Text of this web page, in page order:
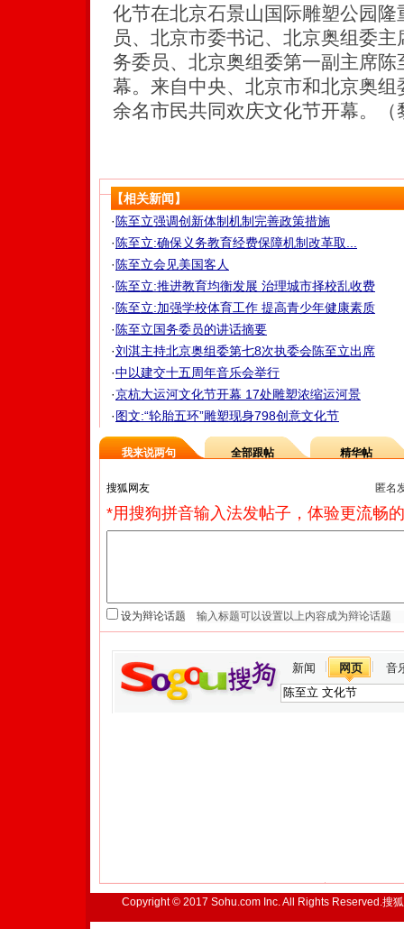
化节在北京石景山国际雕塑公园
员、北京市委书记、北京奥组委
务委员、北京奥组委第一副主席
幕。来自中央、北京市和北京奥
余名市民共同欢庆文化节开幕。（
【相关新闻】
· 陈至立强调创新体制机制完善政策措施
· 陈至立:确保义务教育经费保障机制改革取...
· 陈至立会见美国客人
· 陈至立:推进教育均衡发展 治理城市择校乱收费
· 陈至立:加强学校体育工作 提高青少年健康素质
· 陈至立国务委员的讲话摘要
·刘淇主持北京奥组委第七8次执委会陈至立出席
·中以建交十五周年音乐会举行
·京杭大运河文化节开幕 17处雕塑浓缩运河景
·图文:“轮胎五环”雕塑现身798创意文化节
我来说两句 全部跟帖 精华帖
匿名
*用搜狗拼音输入法发帖子，体验更流畅
设为辩论话题
新闻 网页 音
Copyright © 2017 Sohu.com Inc. All Rights Reserved.搜